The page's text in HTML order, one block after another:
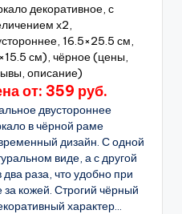
декоративное, с
х2,
16.5×25.5 см,
см), чёрное (цены,
описание)
от: 359 руб.
двустороннее
в чёрной раме
дизайн. С одной
виде, а с другой
раза, что удобно при
кожей. Строгий чёрный
характер...